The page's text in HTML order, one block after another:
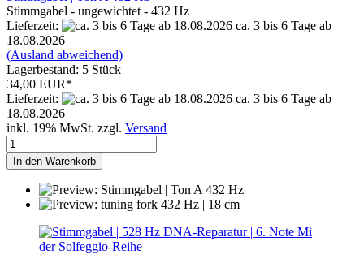
Stimmgabel - ungewichtet - 432 Hz
Lieferzeit:
ca. 3 bis 6 Tage ab
18.08.2026
(Ausland abweichend)
Lagerbestand: 5 Stück
34,00 EUR*
Lieferzeit:
ca. 3 bis 6 Tage ab
18.08.2026
inkl. 19% MwSt. zzgl. Versand
In den Warenkorb